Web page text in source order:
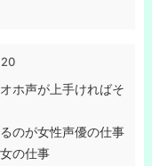
ホ声が上手ければそ
のが女性声優の仕事
の仕事